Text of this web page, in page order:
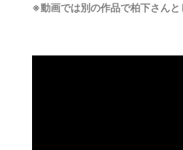
※動画では別の作品で柏下さん